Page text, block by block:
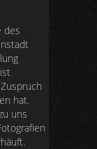
des
hat.
uns